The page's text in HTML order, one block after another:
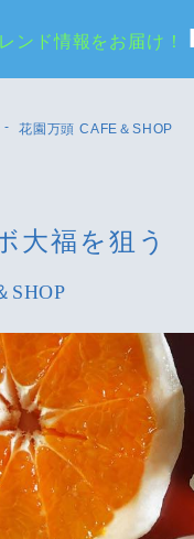
ンド情報をお届け！
花園万頭 CAFE＆SHOP
大福を狙う
SHOP